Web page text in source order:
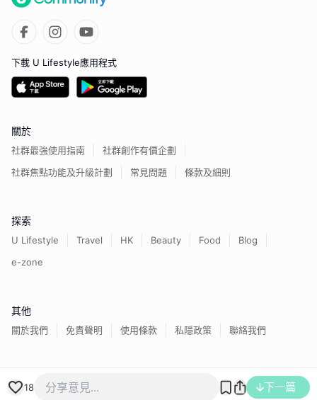
18 下一篇
下載 U Lifestyle應用程式
關於
社群最強使用指南
社群創作有價企劃
社群焦點功能及升級計劃
常見問題 條款及細則
探索
U Lifestyle Travel HK Beauty Food
Blog
e-zone
其他
關於我們 免責聲明 使用條款 私隱政策 聯絡我們
香港經濟日報版權所有©